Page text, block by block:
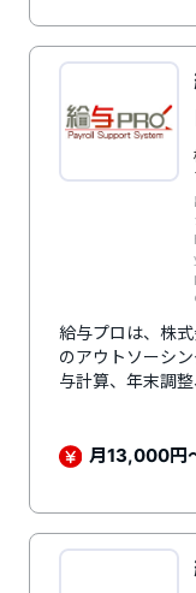
給与プロは、株
のアウトソーシ
与計算、年末調
集・管理、労務
般を包括的に代
イムバリュー」
月13,000円